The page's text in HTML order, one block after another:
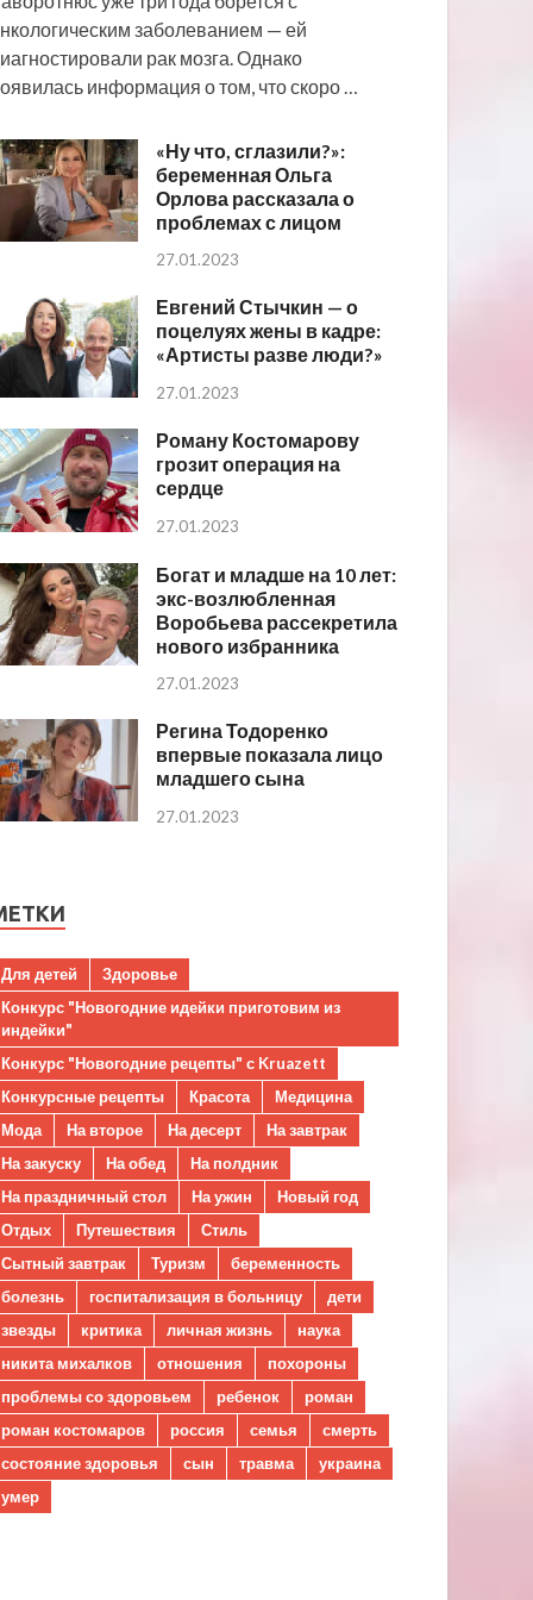
заболеванием — ей
рак мозга. Однако
информация о том, что скоро …
«Ну что, сглазили?»:
беременная Ольга
Орлова рассказала о
проблемах с лицом
27.01.2023
Евгений Стычкин — о
поцелуях жены в кадре:
«Артисты разве люди?»
27.01.2023
Роману Костомарову
грозит операция на
сердце
27.01.2023
Богат и младше на 10 лет:
экс-возлюбленная
Воробьева рассекретила
нового избранника
27.01.2023
Регина Тодоренко
впервые показала лицо
младшего сына
27.01.2023
Для детей
Здоровье
Конкурс "Новогодние идейки приготовим из
индейки"
Конкурс "Новогодние рецепты" с Kruazett
Конкурсные рецепты
Красота
Медицина
Мода
На второе На десерт
На завтрак
На закуску
На обед
На полдник
На праздничный стол
На ужин
Новый год
Отдых
Путешествия
Стиль
Сытный завтрак
Туризм
беременность
болезнь
госпитализация в больницу
дети
звезды
критика личная жизнь
наука
никита михалков
отношения
похороны
проблемы со здоровьем
ребенок
роман
роман костомаров
россия семья
смерть
состояние здоровья
сын травма
украина
умер